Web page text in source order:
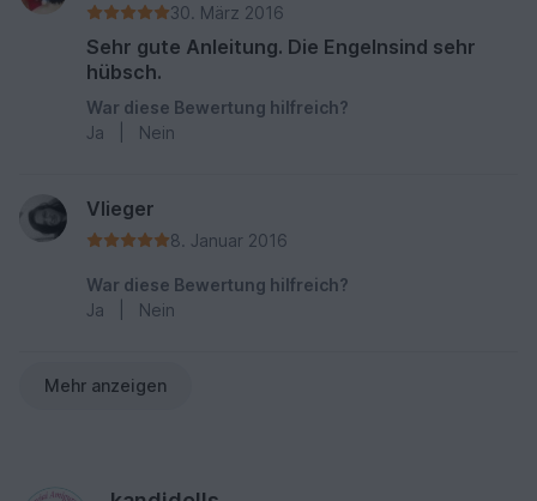
30. März 2016
Sehr gute Anleitung. Die Engelnsind sehr
hübsch.
War diese Bewertung hilfreich?
Ja
Nein
Vlieger
8. Januar 2016
War diese Bewertung hilfreich?
Ja
Nein
Mehr anzeigen